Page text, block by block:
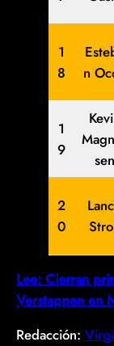
1
8
n
1
9
sen
2
0
Lee: Cierran
Verstappen en
Redacción: